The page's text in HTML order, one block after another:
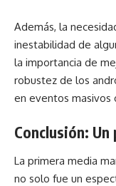
Además, la
inestabilidad de
la importancia de
robustez de los
en eventos masivos
Conclusión:
La primera media
no solo fue un